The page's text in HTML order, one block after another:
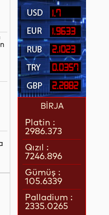
1.7
1.9633
2.1023
0.0357
2.2882
BİRJA
Platin :
2986.373
Qızıl :
7246.896
Gümüş :
105.6339
Palladium :
2335.0265